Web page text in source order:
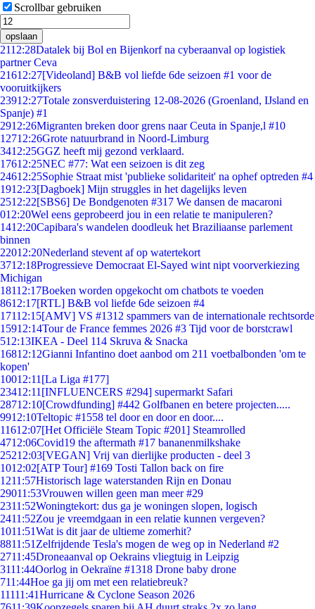
Scrollbar gebruiken
opslaan
2112:28Datalek bij Bol en Bijenkorf na cyberaanval op logistiek
partner Ceva
21612:27[Videoland] B&B vol liefde 6de seizoen #1 voor de
vooruitkijkers
23912:27Totale zonsverduistering 12-08-2026 (Groenland, IJsland en
Spanje) #1
2912:26Migranten breken door grens naar Ceuta in Spanje,l #10
12712:26Grote natuurbrand in Noord-Limburg
3412:25GGZ heeft mij gezond verklaard.
17612:25NEC #77: Wat een seizoen is dit zeg
24612:25Sophie Straat mist 'publieke solidariteit' na ophef optreden #4
1912:23[Dagboek] Mijn struggles in het dagelijks leven
2512:22[SBS6] De Bondgenoten #317 We dansen de macaroni
012:20Wel eens geprobeerd jou in een relatie te manipuleren?
1412:20Capibara's wandelen doodleuk het Braziliaanse parlement
binnen
22012:20Nederland stevent af op watertekort
3712:18Progressieve Democraat El-Sayed wint nipt voorverkiezing
Michigan
18112:17Boeken worden opgekocht om chatbots te voeden
8612:17[RTL] B&B vol liefde 6de seizoen #4
17112:15[AMV] VS #1312 spammers van de internationale rechtsorde
15912:14Tour de France femmes 2026 #3 Tijd voor de borstcrawl
512:13IKEA - Deel 114 Skruva & Snacka
16812:12Gianni Infantino doet aanbod om 211 voetbalbonden 'om te
kopen'
10012:11 [La Liga #177]
23412:11 [INFLUENCERS #294] supermarkt Safari
28712:10[Crowdfunding] #442 Golfbanen en betere projecten.....
9912:10Teltopic #1558 tel door en door en door....
11612:07[Het Officiële Steam Topic #201] Steamrolled
4712:06Covid19 the aftermath #17 bananenmilkshake
25212:03[VEGAN] Vrij van dierlijke producten - deel 3
1012:02[ATP Tour] #169 Tosti Tallon back on fire
1211:57Historisch lage waterstanden Rijn en Donau
29011:53Vrouwen willen geen man meer #29
2311:52Woningtekort: dus ga je woningen slopen, logisch
2411:52Zou je vreemdgaan in een relatie kunnen vergeven?
1011:51Wat is dit jaar de ultieme zomerhit?
8811:51 Zelfrijdende Tesla's mogen de weg op in Nederland #2
2711:45Droneaanval op Oekrains vliegtuig in Leipzig
3111:44Oorlog in Oekraïne #1318 Drone baby drone
711:44Hoe ga jij om met een relatiebreuk?
11111:41Hurricane & Cyclone Season 2026